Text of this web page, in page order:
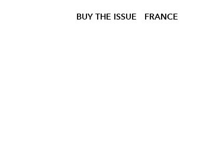
BUY THE ISSUE FRANCE